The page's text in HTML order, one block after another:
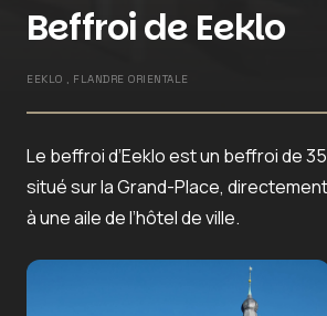
Beffroi de Eeklo
EEKLO , FLANDRE ORIENTALE
Le beffroi d’Eeklo est un beffroi de
situé sur la Grand-Place,
à une aile de l’hôtel de ville.